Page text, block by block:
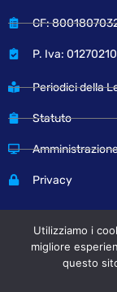
CF:
P. Iva:
Periodici della
Statuto
Privacy
©
Utilizziamo i
migliore
questo